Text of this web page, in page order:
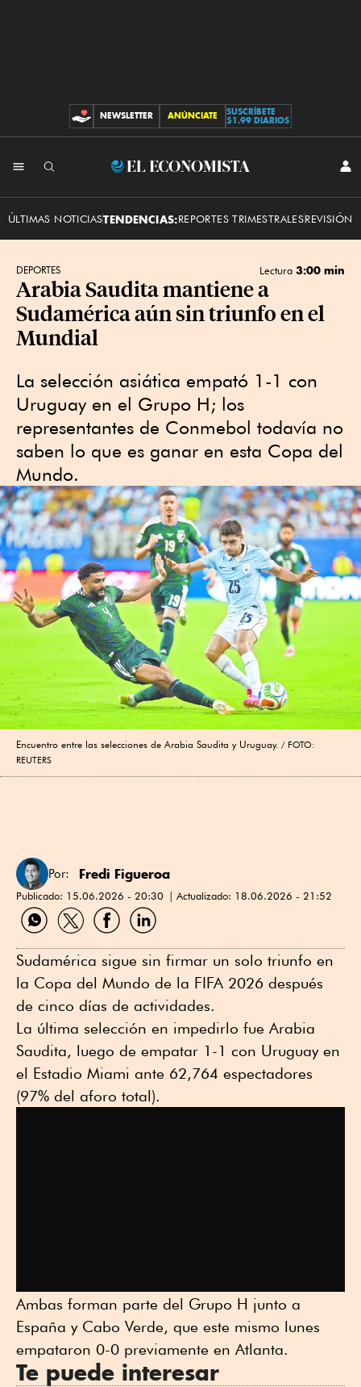
CONTRIBUCIONES
NEWSLETTER ANÚNCIATE
SUSCRÍBETE
$1.99 DIARIOS
El
ÚLTIMAS NOTICIASTENDENCIAS:REPORTES TRIMESTRALESREVISIÓN
DEPORTES Lectura 3:00 min
Arabia Saudita mantiene a
Sudamérica aún sin triunfo en el
Mundial
La selección asiática empató 1-1 con
Uruguay en el Grupo H; los
representantes de Conmebol todavía no
saben lo que es ganar en esta Copa del
Mundo.
Encuentro entre las selecciones de Arabia Saudita y Uruguay.
FOTO:
REUTERS
Por: Fredi Figueroa
Publicado: 15.06.2026 - 20:30 Actualizado: 18.06.2026 - 21:52
Compartir
por
Compartir
por
Compartir
por
Compartir
por
Sudamérica sigue sin firmar un solo triunfo en
la Copa del Mundo de la FIFA 2026 después
de cinco días de actividades.
La última selección en impedirlo fue Arabia
Saudita, luego de empatar 1-1 con Uruguay en
el Estadio Miami ante 62,764 espectadores
(97% del aforo total).
Ambas forman parte del Grupo H junto a
España y Cabo Verde, que este mismo lunes
empataron 0-0 previamente en Atlanta.
Te puede interesar